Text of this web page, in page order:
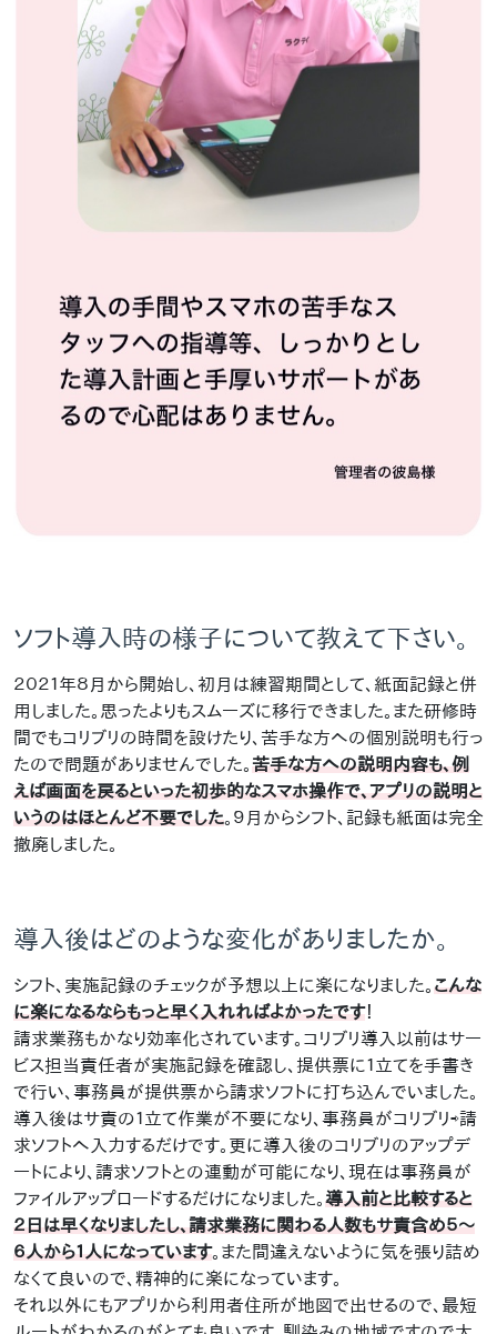
ソフト導入時の様子について教えて下さい。
２０２１年８月から開始し、初月は練習期間として、紙面記録と併
用しました。思ったよりもスムーズに移行できました。また研修時
間でもコリブリの時間を設けたり、苦手な方への個別説明も行っ
たので問題がありませんでした。苦手な方への説明内容も、例
えば画面を戻るといった初歩的なスマホ操作で、アプリの説明と
いうのはほとんど不要でした。９月からシフト、記録も紙面は完全
撤廃しました。
導入後はどのような変化がありましたか。
シフト、実施記録のチェックが予想以上に楽になりました。こんな
に楽になるならもっと早く入れればよかったです！
請求業務もかなり効率化されています。コリブリ導入以前はサー
ビス担当責任者が実施記録を確認し、提供票に１立てを手書き
で行い、事務員が提供票から請求ソフトに打ち込んでいました。
導入後はサ責の１立て作業が不要になり、事務員がコリブリ⇨請
求ソフトへ入力するだけです。更に導入後のコリブリのアップデ
ートにより、請求ソフトとの連動が可能になり、現在は事務員が
ファイルアップロードするだけになりました。導入前と比較すると
２日は早くなりましたし、請求業務に関わる人数もサ責含め５〜
６人から１人になっています。また間違えないように気を張り詰め
なくて良いので、精神的に楽になっています。
それ以外にもアプリから利用者住所が地図で出せるので、最短